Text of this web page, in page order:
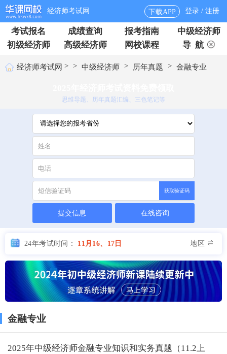
经济师考试网 下载APP 登录 / 注册
考试报名 成绩查询 报考指南
中级经济师
初级经济师
高级经济师 网校课程 导 航
经济师考试网 > > 中级经济师 > 历年真题 > 金融专业
思维导题、历年真题汇编、三色笔记等
获取验证码
提交信息 在线咨询
24年考试时间： 11月16、17日 地区
金融专业
2025年中级经济师金融专业知识和实务真题（11.2上